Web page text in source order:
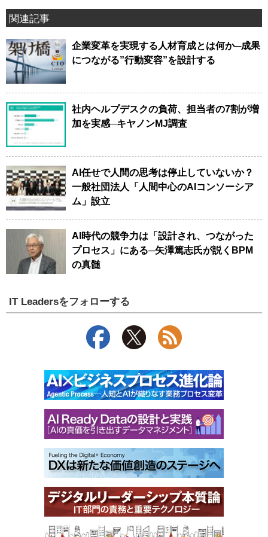
関連記事
企業変革を実現する人材育成とは何か─成果
につながる”行動変容”を設計する
社内ヘルプデスクの負荷、担当者の7割が増
加を実感─キヤノンMJ調査
AI任せで人間の思考は停止していないか？
一般社団法人「人間中心のAIコンソーシア
ム」設立
AI時代の競争力は「設計され、つながった
プロセス」にある─矢澤篤志氏が説くBPM
の真髄
IT Leadersをフォローする